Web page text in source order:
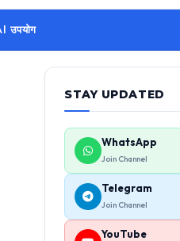
उपयोग
STAY UPDATED
WhatsApp
Join Channel
Telegram
Join Channel
YouTube